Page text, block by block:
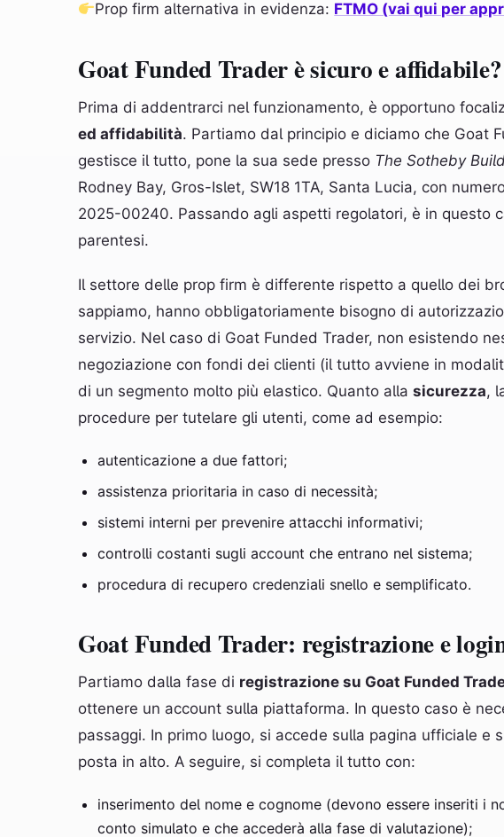
Prop firm alternativa in evidenza: FTMO (vai qui per
Goat Funded Trader è sicuro e affidabile?
Prima di addentrarci nel funzionamento, è opportuno
ed affidabilità. Partiamo dal principio e diciamo che Goat
gestisce il tutto, pone la sua sede presso The Sotheby
Rodney Bay, Gros-Islet, SW18 1TA, Santa Lucia, con
2025-00240. Passando agli aspetti regolatori, è in questo
parentesi.
Il settore delle prop firm è differente rispetto a quello dei
sappiamo, hanno obbligatoriamente bisogno di
servizio. Nel caso di Goat Funded Trader, non esistendo
negoziazione con fondi dei clienti (il tutto avviene in
di un segmento molto più elastico. Quanto alla sicurezza,
procedure per tutelare gli utenti, come ad esempio:
autenticazione a due fattori;
assistenza prioritaria in caso di necessità;
sistemi interni per prevenire attacchi informativi;
controlli costanti sugli account che entrano nel sistema;
procedura di recupero credenziali snello e semplificato.
Goat Funded Trader: registrazione e
Partiamo dalla fase di registrazione su Goat Funded
ottenere un account sulla piattaforma. In questo caso è
passaggi. In primo luogo, si accede sulla pagina ufficiale e
posta in alto. A seguire, si completa il tutto con:
inserimento del nome e cognome (devono essere inseriti i
conto simulato e che accederà alla fase di valutazione);